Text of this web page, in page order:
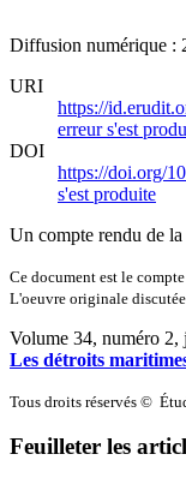
Diffusion numérique :
URI
https://
erreur s'est
DOI
https://doi.org/
s'est produite
Un compte rendu de la
Ce document est le
L'oeuvre originale
Volume 34, numéro 2,
Les détroits
Tous droits réservés ©
Feuilleter les